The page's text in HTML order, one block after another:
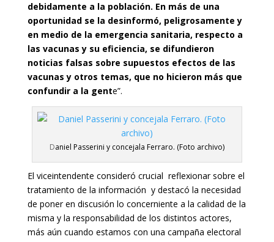
debidamente a la población. En más de una
oportunidad se la desinformó, peligrosamente y
en medio de la emergencia sanitaria, respecto a
las vacunas y su eficiencia, se difundieron
noticias falsas sobre supuestos efectos de las
vacunas y otros temas, que no hicieron más que
confundir a la gente”.
Daniel Passerini y concejala Ferraro. (Foto archivo)
El viceintendente consideró crucial reflexionar sobre el
tratamiento de la información y destacó la necesidad
de poner en discusión lo concerniente a la calidad de la
misma y la responsabilidad de los distintos actores,
más aún cuando estamos con una campaña electoral